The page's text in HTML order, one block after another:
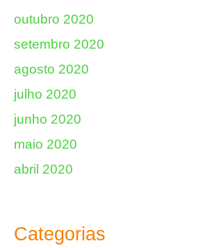
outubro 2020
setembro 2020
agosto 2020
julho 2020
junho 2020
maio 2020
abril 2020
Categorias